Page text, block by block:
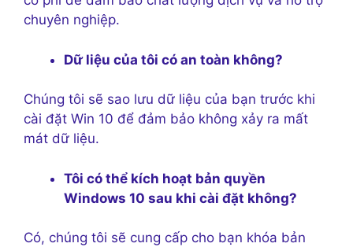
chuyên nghiệp.
Dữ liệu của tôi có an toàn không?
Chúng tôi sẽ sao lưu dữ liệu của bạn trước khi
cài đặt Win 10 để đảm bảo không xảy ra mất
mát dữ liệu.
Tôi có thể kích hoạt bản quyền
Windows 10 sau khi cài đặt không?
Có, chúng tôi sẽ cung cấp cho bạn khóa bản